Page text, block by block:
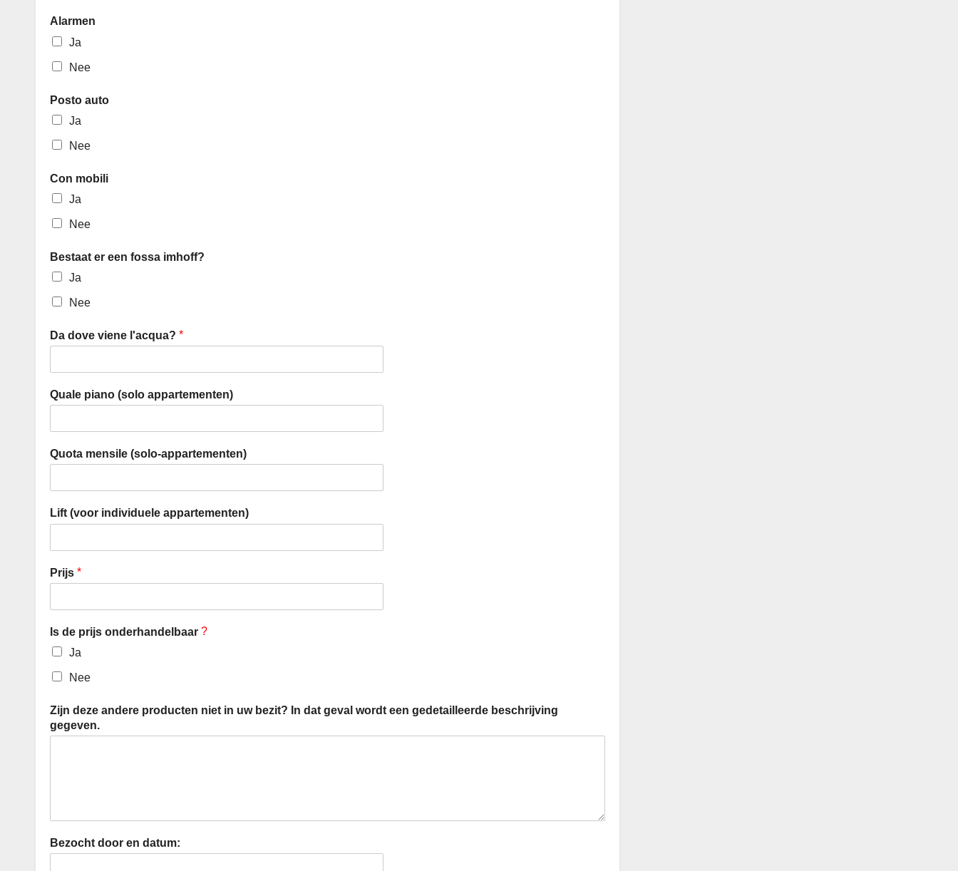
Alarmen
Ja
Nee
Posto auto
Ja
Nee
Con mobili
Ja
Nee
Bestaat er een fossa imhoff?
Ja
Nee
Da dove viene l'acqua? *
Quale piano (solo appartementen)
Quota mensile (solo-appartementen)
Lift (voor individuele appartementen)
Prijs *
Is de prijs onderhandelbaar ?
Ja
Nee
Zijn deze andere producten niet in uw bezit? In dat geval wordt een gedetailleerde beschrijving
gegeven.
Bezocht door en datum: